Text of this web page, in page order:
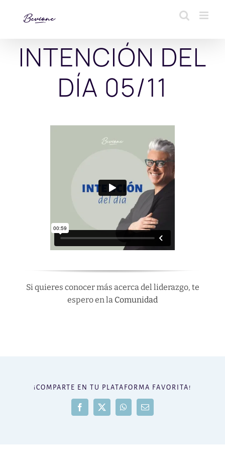
INTENCIÓN DEL
DÍA 05/11
Si quieres conocer más acerca del liderazgo, te
espero en la Comunidad
¡COMPARTE EN TU PLATAFORMA FAVORITA!
Facebook
X WhatsAppCorreo